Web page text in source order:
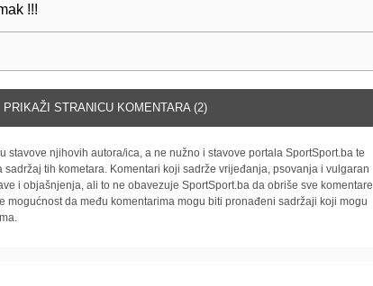
!!!
PRIKAŽI STRANICU KOMENTARA (2)
stavove njihovih autora/ica, a ne nužno i stavove portala SportSport.ba te
tih kometara. Komentari koji sadrže vrijeđanja, psovanja i vulgaran
i objašnjenja, ali to ne obavezuje SportSport.ba da obriše sve komentare
mogućnost da među komentarima mogu biti pronađeni sadržaji koji mogu